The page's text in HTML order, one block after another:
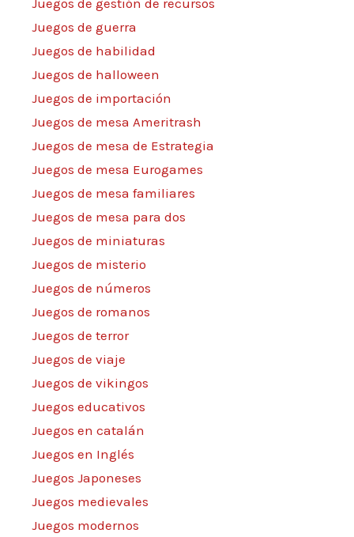
Juegos de guerra
Juegos de habilidad
Juegos de halloween
Juegos de importación
Juegos de mesa Ameritrash
Juegos de mesa de Estrategia
Juegos de mesa Eurogames
Juegos de mesa familiares
Juegos de mesa para dos
Juegos de miniaturas
Juegos de misterio
Juegos de números
Juegos de romanos
Juegos de terror
Juegos de viaje
Juegos de vikingos
Juegos educativos
Juegos en catalán
Juegos en Inglés
Juegos Japoneses
Juegos medievales
Juegos modernos